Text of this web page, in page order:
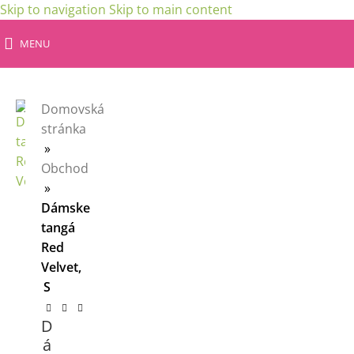
Skip to navigation Skip to main content
MENU
Domovská
stránka
»
Obchod
»
Dámske
tangá
Red
Velvet,
S
D
á